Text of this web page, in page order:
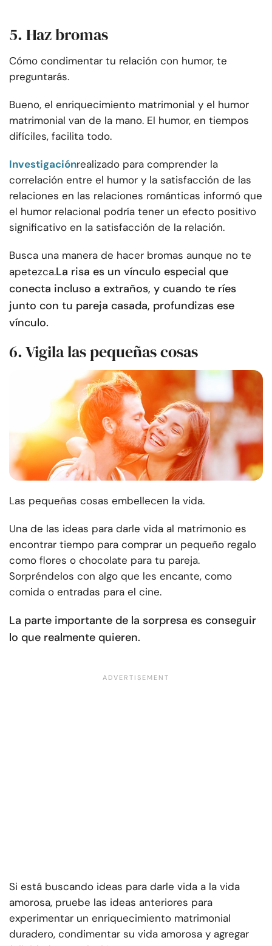
5. Haz bromas
Cómo condimentar tu relación con humor, te
preguntarás.
Bueno, el enriquecimiento matrimonial y el humor
matrimonial van de la mano. El humor, en tiempos
difíciles, facilita todo.
Investigaciónrealizado para comprender la
correlación entre el humor y la satisfacción de las
relaciones en las relaciones románticas informó que
el humor relacional podría tener un efecto positivo
significativo en la satisfacción de la relación.
Busca una manera de hacer bromas aunque no te
apetezca.La risa es un vínculo especial que
conecta incluso a extraños, y cuando te ríes
junto con tu pareja casada, profundizas ese
vínculo.
6. Vigila las pequeñas cosas
Las pequeñas cosas embellecen la vida.
Una de las ideas para darle vida al matrimonio es
encontrar tiempo para comprar un pequeño regalo
como flores o chocolate para tu pareja.
Sorpréndelos con algo que les encante, como
comida o entradas para el cine.
La parte importante de la sorpresa es conseguir
lo que realmente quieren.
Si está buscando ideas para darle vida a la vida
amorosa, pruebe las ideas anteriores para
experimentar un enriquecimiento matrimonial
duradero, condimentar su vida amorosa y agregar